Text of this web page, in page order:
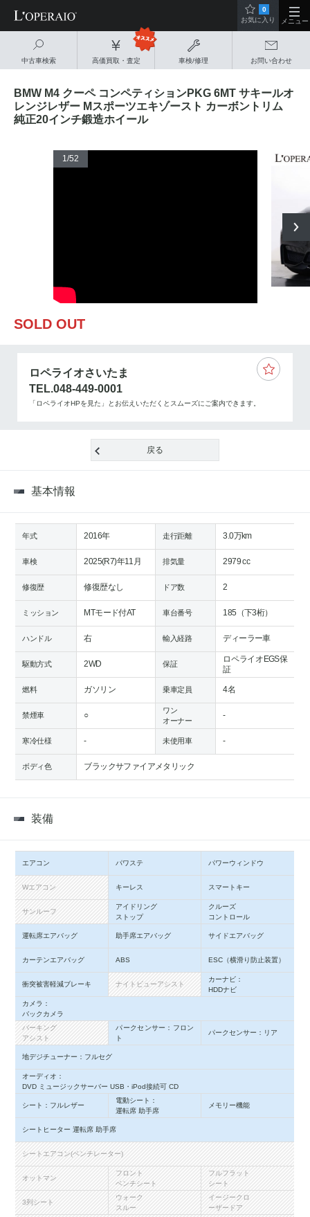
中古車検索 高価買取・査定 車検/修理 お問い合わせ
0
お気に入り
メニュー
BMW M4 クーペ コンペティションPKG 6MT サキールオ
レンジレザー Mスポーツエキゾースト カーボントリム
純正20インチ鍛造ホイール
1/52
SOLD OUT
ロペライオさいたま
TEL.048-449-0001
「ロペライオHPを見た」とお伝えいただくとスムーズにご案内できます。
戻る
基本情報
年式 2016年 走行距離 3.0万km
車検 2025(R7)年11月 排気量 2979 cc
修復歴 修復歴なし ドア数 2
ミッション MTモード付AT 車台番号 185（下3桁）
ハンドル 右 輸入経路 ディーラー車
駆動方式 2WD 保証
ロペライオEGS保
証
燃料 ガソリン 乗車定員 4名
禁煙車 ○
ワン
オーナー
-
寒冷仕様 - 未使用車 -
ボディ色 ブラックサファイアメタリック
装備
エアコン パワステ パワーウィンドウ
Wエアコン キーレス スマートキー
サンルーフ
アイドリング
ストップ
クルーズ
コントロール
運転席エアバッグ 助手席エアバッグ サイドエアバッグ
カーテンエアバッグ ABS ESC（横滑り防止装置）
衝突被害軽減ブレーキ ナイトビューアシスト
カーナビ：
HDDナビ
カメラ：
バックカメラ
パーキング
アシスト
パークセンサー：フロン
ト
パークセンサー：リア
地デジチューナー：フルセグ
オーディオ：
DVD ミュージックサーバー USB・iPod接続可 CD
シート：フルレザー
電動シート：
運転席 助手席
メモリー機能
シートヒーター 運転席 助手席
シートエアコン(ベンチレーター)
オットマン
フロント
ベンチシート
フルフラット
シート
3列シート
ウォーク
スルー
イージークロ
ーザードア